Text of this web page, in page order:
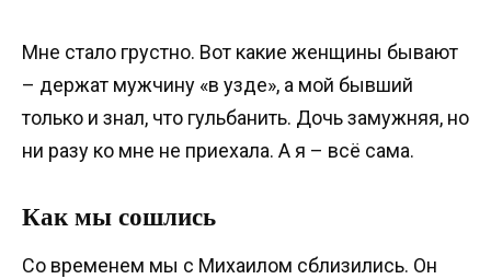
Мне стало грустно. Вот какие женщины бывают
– держат мужчину «в узде», а мой бывший
только и знал, что гульбанить. Дочь замужняя, но
ни разу ко мне не приехала. А я – всё сама.
Как мы сошлись
Со временем мы с Михаилом сблизились. Он